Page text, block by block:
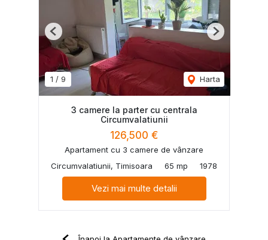
1 / 9 Harta
Previous Next
3 camere la parter cu centrala
Circumvalatiunii
126,500 €
Apartament cu 3 camere de vânzare
Circumvalatiunii, Timisoara
65 mp 1978
Vezi mai multe detalii